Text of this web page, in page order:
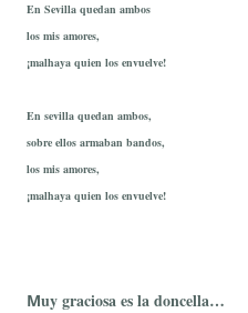
En Sevilla quedan ambos
los mis amores,
¡malhaya quien los envuelve!
En sevilla quedan ambos,
sobre ellos armaban bandos,
los mis amores,
¡malhaya quien los envuelve!
Muy graciosa es la doncella…